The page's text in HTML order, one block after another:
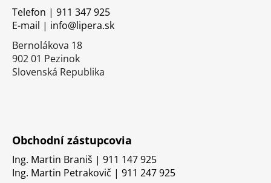
Telefon | 911 347 925
E-mail | info@lipera.sk
Bernolákova 18
902 01 Pezinok
Slovenská Republika
Obchodní zástupcovia
Ing. Martin Braniš | 911 147 925
Ing. Martin Petrakovič | 911 247 925